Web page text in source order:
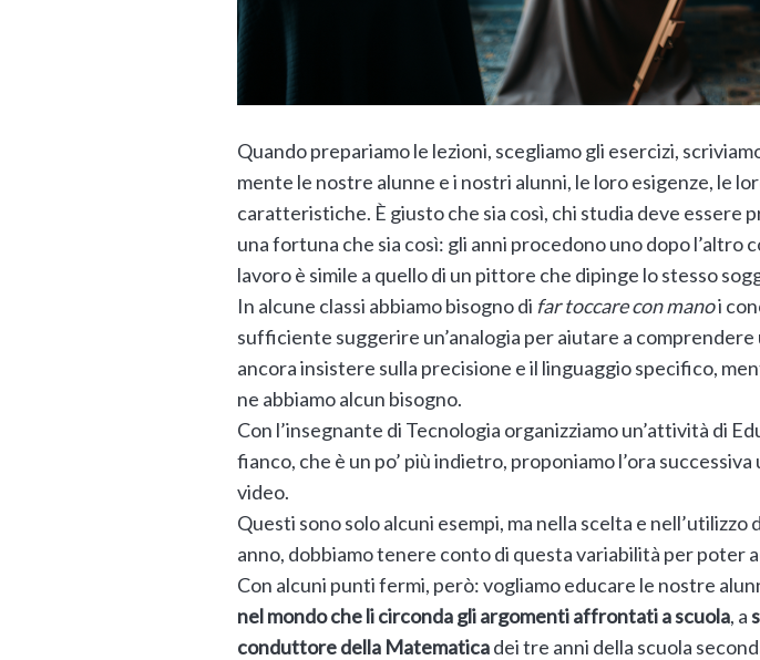
Quando prepariamo le lezioni, scegliamo gli esercizi,
mente le nostre alunne e i nostri alunni, le loro esigenze, le
caratteristiche. È giusto che sia così, chi studia deve essere
una fortuna che sia così: gli anni procedono uno dopo
lavoro è simile a quello di un pittore che dipinge lo stesso
In alcune classi abbiamo bisogno di far toccarecon manoi
sufficiente suggerire un’analogia per aiutare a
ancora insistere sulla precisione e il linguaggio specifico,
ne abbiamo alcun bisogno.
Con l’insegnante di Tecnologia organizziamo un’attività di
fianco, che è un po’ più indietro, proponiamo l’ora
video.
Questi sono solo alcuni esempi, ma nella scelta e
anno, dobbiamo tenere conto di questa variabilità per poter
Con alcuni punti fermi, però: vogliamo educare le nostre
nel mondo che li circonda gli argomenti affrontati a scuola, a
conduttore della Matematicadei tre anni della scuola